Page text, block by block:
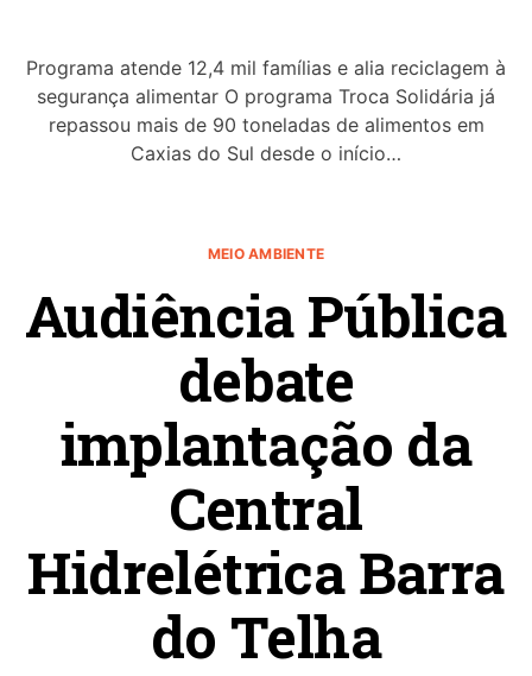
Programa atende 12,4 mil famílias e alia reciclagem à
segurança alimentar O programa Troca Solidária já
repassou mais de 90 toneladas de alimentos em
Caxias do Sul desde o início…
MEIO AMBIENTE
Audiência Pública
debate
implantação da
Central
Hidrelétrica Barra
do Telha